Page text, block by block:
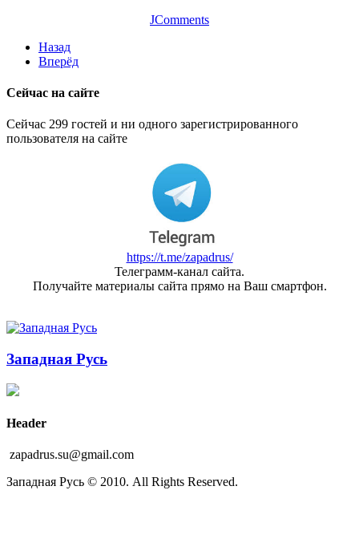
JComments
Назад
Вперёд
Сейчас на сайте
Сейчас 299 гостей и ни одного зарегистрированного
пользователя на сайте
https://t.me/zapadrus/
Телеграмм-канал сайта.
Получайте материалы сайта прямо на Ваш смартфон.
Западная Русь
Header
zapadrus.su@gmail.com
Западная Русь © 2010. All Rights Reserved.